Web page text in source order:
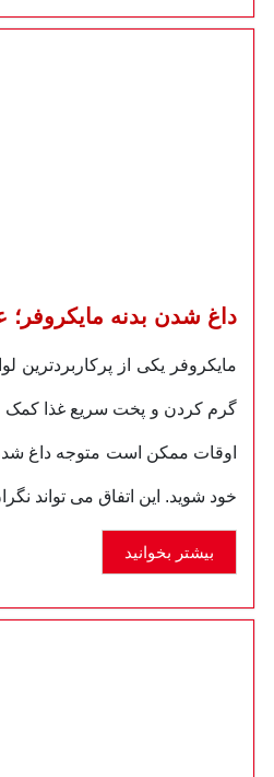
داغ شدن بدنه مایکروفر؛
مایکروفر یکی از پرکاربردترین
گرم کردن و پخت سریع غذا کمک
اوقات ممکن است متوجه داغ
خود شوید. این اتفاق می تواند
بیشتر بخوانید